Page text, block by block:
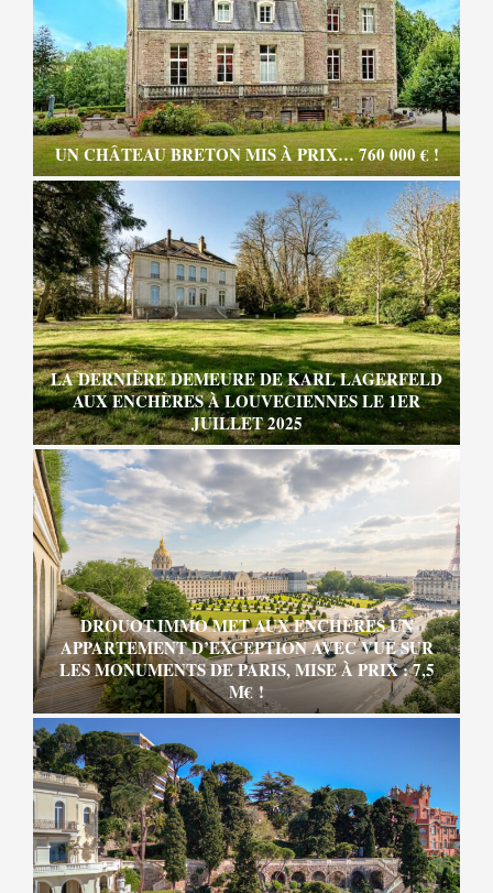
UN CHÂTEAU BRETON MIS À PRIX… 760 000 € !
LA DERNIÈRE DEMEURE DE KARL LAGERFELD
AUX ENCHÈRES À LOUVECIENNES LE 1ER
JUILLET 2025
DROUOT.IMMO MET AUX ENCHÈRES UN
APPARTEMENT D’EXCEPTION AVEC VUE SUR
LES MONUMENTS DE PARIS, MISE À PRIX : 7,5
M€ !